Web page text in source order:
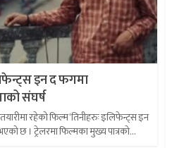
इन द फगमा
संघर्ष
रहेको फिल्म ‘तिनीहरुः इलिफेन्ट्स इन
छ । ट्रेलरमा फिल्मका मुख्य पात्रको...